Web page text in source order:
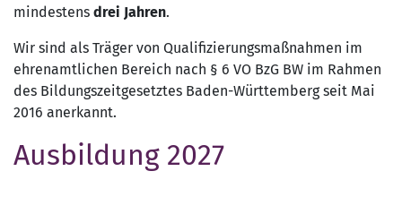
mindestens drei Jahren.
Wir sind als Träger von Qualifizierungsmaßnahmen im
ehrenamtlichen Bereich nach § 6 VO BzG BW im Rahmen
des Bildungszeitgesetztes Baden-Württemberg seit Mai
2016 anerkannt.
Ausbildung 2027